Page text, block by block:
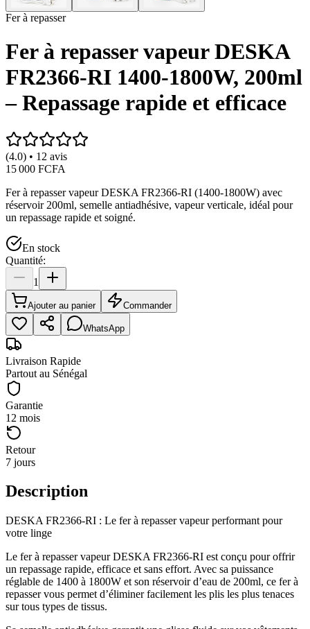
Fer à repasser
Fer à repasser vapeur DESKA
FR2366-RI 1400-1800W, 200ml
– Repassage rapide et efficace
(4.0) • 12 avis
15 000 FCFA
Fer à repasser vapeur DESKA FR2366-RI (1400-1800W) avec
réservoir 200ml, semelle antiadhésive, vapeur verticale, idéal pour
un repassage rapide et soigné.
En stock
Quantité:
1
Ajouter au panier Commander
WhatsApp
Livraison Rapide
Partout au Sénégal
Garantie
12 mois
Retour
7 jours
Description
DESKA FR2366-RI : Le fer à repasser vapeur performant pour
votre linge
Le fer à repasser vapeur DESKA FR2366-RI est conçu pour offrir
un repassage rapide, efficace et sans effort. Avec sa puissance
réglable de 1400 à 1800W et son réservoir d’eau de 200ml, ce fer à
repasser vous permet d’éliminer facilement les plis les plus tenaces
sur tous types de tissus.